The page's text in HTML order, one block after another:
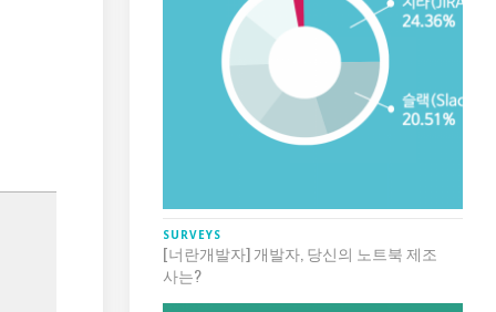
SURVEYS
[너란개발자] 개발자, 당신의 노트북 제조
사는?